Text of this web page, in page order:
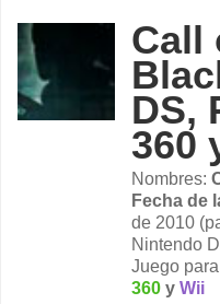
Call
DS,
360
Nombres:
Fecha de
de 2010
Nintendo
Juego para
360 y Wii